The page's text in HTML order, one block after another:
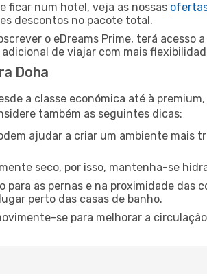
ficar num hotel, veja as nossas
descontos no pacote total.
o eDreams Prime, terá
de viajar com mais
Doha
a classe económica até à
também as seguintes dicas:
ajudar a criar um ambiente mais
seco, por isso, mantenha-se
para as pernas e na proximidade das
perto das casas de banho.
se para melhorar a